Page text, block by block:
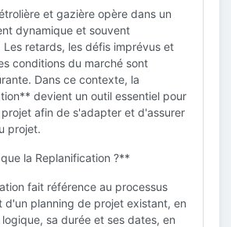
et gazière opère dans un
dynamique et souvent
Les retards, les défis imprévus et
conditions du marché sont
Dans ce contexte, la
devient un outil essentiel pour
afin de s'adapter et d'assurer
projet.
la Replanification ?**
fait référence au processus
d'un planning de projet existant, en
sa durée et ses dates, en